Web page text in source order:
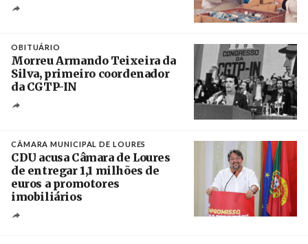
OBITUÁRIO
Morreu Armando Teixeira da
Silva, primeiro coordenador
da CGTP-IN
CÂMARA MUNICIPAL DE LOURES
CDU acusa Câmara de Loures
de entregar 1,1 milhões de
euros a promotores
imobiliários